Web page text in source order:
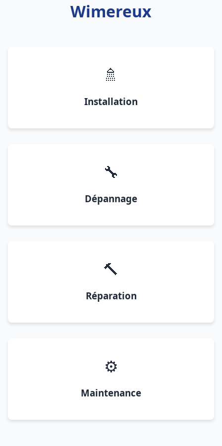
Wimereux
🚿
Installation
🔧
Dépannage
🔨
Réparation
⚙️
Maintenance